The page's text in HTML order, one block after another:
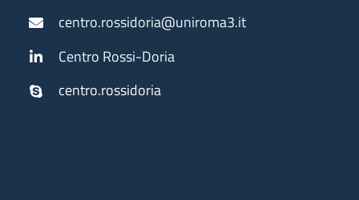
centro.rossidoria@uniroma3.it
Centro Rossi-Doria
centro.rossidoria